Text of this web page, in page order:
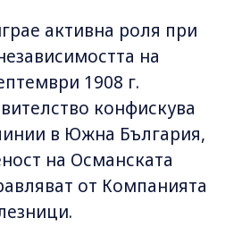
активна роля при
на
1908 г.
конфискува
в Южна България,
на Османската
от Компанията